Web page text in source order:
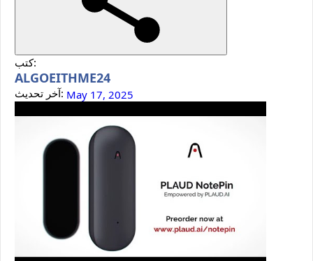
كتب:
ALGOEITHME24
آخر تحديث: May 17, 2025